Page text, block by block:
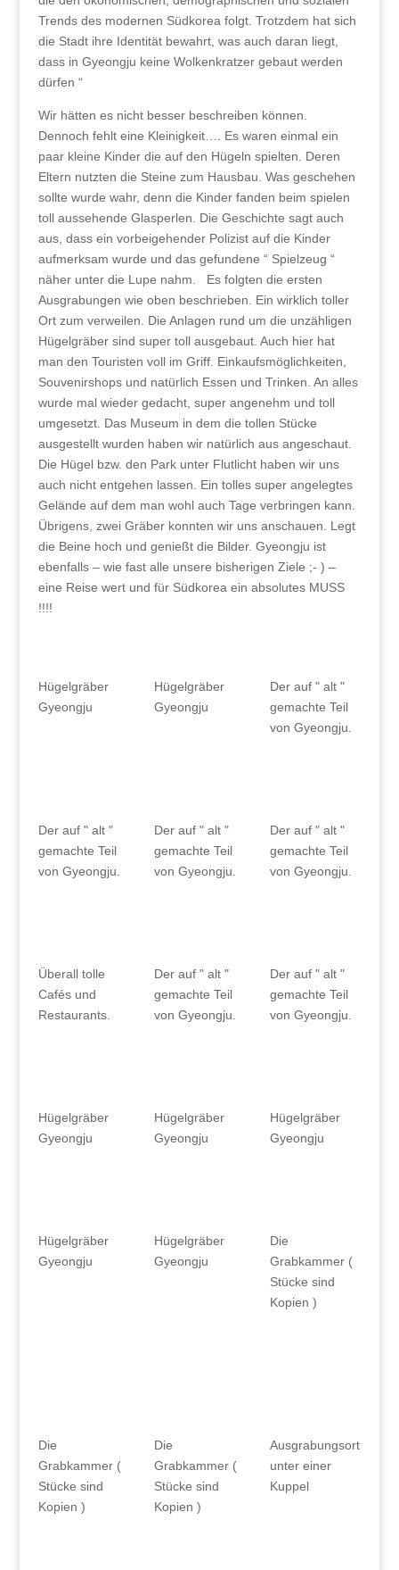
Trends des modernen Südkorea folgt. Trotzdem hat sich
die Stadt ihre Identität bewahrt, was auch daran liegt,
dass in Gyeongju keine Wolkenkratzer gebaut werden
dürfen “
Wir hätten es nicht besser beschreiben können.
Dennoch fehlt eine Kleinigkeit…. Es waren einmal ein
paar kleine Kinder die auf den Hügeln spielten. Deren
Eltern nutzten die Steine zum Hausbau. Was geschehen
sollte wurde wahr, denn die Kinder fanden beim spielen
toll aussehende Glasperlen. Die Geschichte sagt auch
aus, dass ein vorbeigehender Polizist auf die Kinder
aufmerksam wurde und das gefundene “ Spielzeug “
näher unter die Lupe nahm. Es folgten die ersten
Ausgrabungen wie oben beschrieben. Ein wirklich toller
Ort zum verweilen. Die Anlagen rund um die unzähligen
Hügelgräber sind super toll ausgebaut. Auch hier hat
man den Touristen voll im Griff. Einkaufsmöglichkeiten,
Souvenirshops und natürlich Essen und Trinken. An alles
wurde mal wieder gedacht, super angenehm und toll
umgesetzt. Das Museum in dem die tollen Stücke
ausgestellt wurden haben wir natürlich aus angeschaut.
Die Hügel bzw. den Park unter Flutlicht haben wir uns
auch nicht entgehen lassen. Ein tolles super angelegtes
Gelände auf dem man wohl auch Tage verbringen kann.
Übrigens, zwei Gräber konnten wir uns anschauen. Legt
die Beine hoch und genießt die Bilder. Gyeongju ist
ebenfalls – wie fast alle unsere bisherigen Ziele ;- ) –
eine Reise wert und für Südkorea ein absolutes MUSS
!!!!
Hügelgräber
Gyeongju
Hügelgräber
Gyeongju
Der auf " alt "
gemachte Teil
von Gyeongju.
Der auf " alt "
gemachte Teil
von Gyeongju.
Der auf " alt "
gemachte Teil
von Gyeongju.
Der auf " alt "
gemachte Teil
von Gyeongju.
Überall tolle
Cafés und
Restaurants.
Der auf " alt "
gemachte Teil
von Gyeongju.
Der auf " alt "
gemachte Teil
von Gyeongju.
Hügelgräber
Gyeongju
Hügelgräber
Gyeongju
Hügelgräber
Gyeongju
Hügelgräber
Gyeongju
Hügelgräber
Gyeongju
Die
Grabkammer (
Stücke sind
Kopien )
Die
Grabkammer (
Stücke sind
Kopien )
Die
Grabkammer (
Stücke sind
Kopien )
Ausgrabungsort
unter einer
Kuppel